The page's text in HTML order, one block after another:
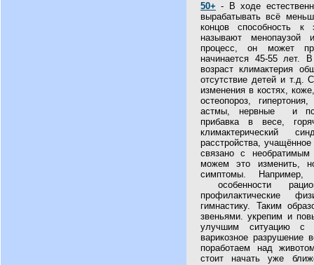
50+ - В ходе
вырабатывать всё
концов способность к
называют менопаузой
процесс, он может
начинается 45-55 лет.
возраст климактерия
отсутствие детей и т.д.
изменения в костях,
остеопороз,
астмы, нервные и
прибавка в весе,
климактерический
расстройства,
связано с
можем это изменить,
симптомы. Например,
особенности
профилактические
гимнастику. Таким
звеньями. укрепим и
улучшим ситуацию с
варикозное разрушение
поработаем над
стоит начать уже